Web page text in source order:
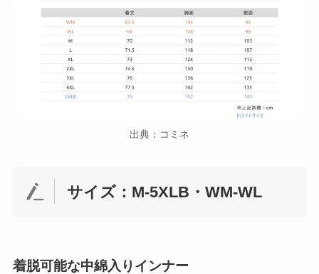
出典：コミネ
サイズ：M-5XLB・WM-WL
着脱可能な中綿入りインナー